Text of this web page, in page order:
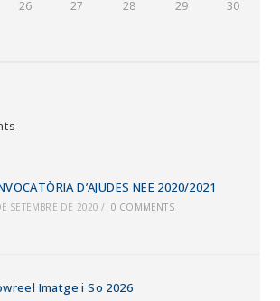
26 27 28 29 30
D’AJUDES NEE 2020/2021
SETEMBRE DE 2020 / 0 COMMENTS
Imatge i So 2026